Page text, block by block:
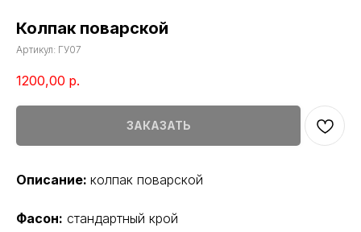
Колпак поварской
Артикул: ГУ07
1200,00 р.
ЗАКАЗАТЬ
Описание: колпак поварской
Фасон: стандартный крой